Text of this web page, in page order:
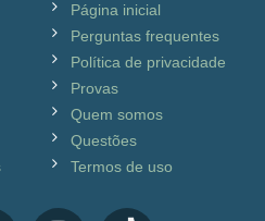
Página inicial
Perguntas frequentes
Política de privacidade
Provas
Quem somos
Questões
Termos de uso